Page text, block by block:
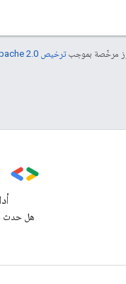
مرخّصة بموجبترخيص Apache 2.0‏
هل حدث